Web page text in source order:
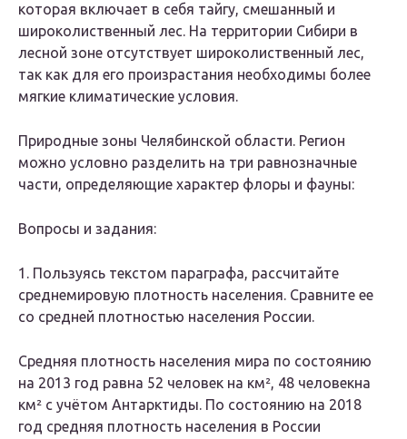
которая включает в себя тайгу, смешанный и
широколиственный лес. На территории Сибири в
лесной зоне отсутствует широколиственный лес,
так как для его произрастания необходимы более
мягкие климатические условия.
Природные зоны Челябинской области. Регион
можно условно разделить на три равнозначные
части, определяющие характер флоры и фауны:
Вопросы и задания:
1. Пользуясь текстом параграфа, рассчитайте
среднемировую плотность населения. Сравните ее
со средней плотностью населения России.
Средняя плотность населения мира по состоянию
на 2013 год равна 52 человек на км², 48 человекна
км² с учётом Антарктиды. По состоянию на 2018
год средняя плотность населения в России